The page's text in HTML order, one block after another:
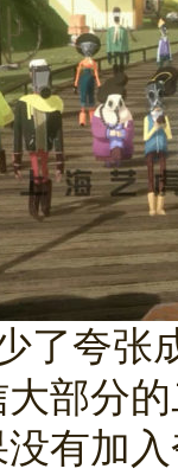
了夸张
部分
没有加